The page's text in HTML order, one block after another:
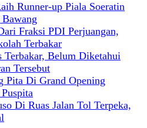
Runner-up Piala Soeratin
Fraksi PDI Perjuangan,
Terbakar
Terbakar, Belum Diketahui
Tersebut
Pita Di Grand Opening
Di Ruas Jalan Tol Terpeka,